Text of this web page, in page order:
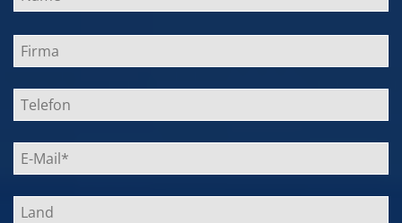
Bitte
lasse
dieses
Feld
leer.